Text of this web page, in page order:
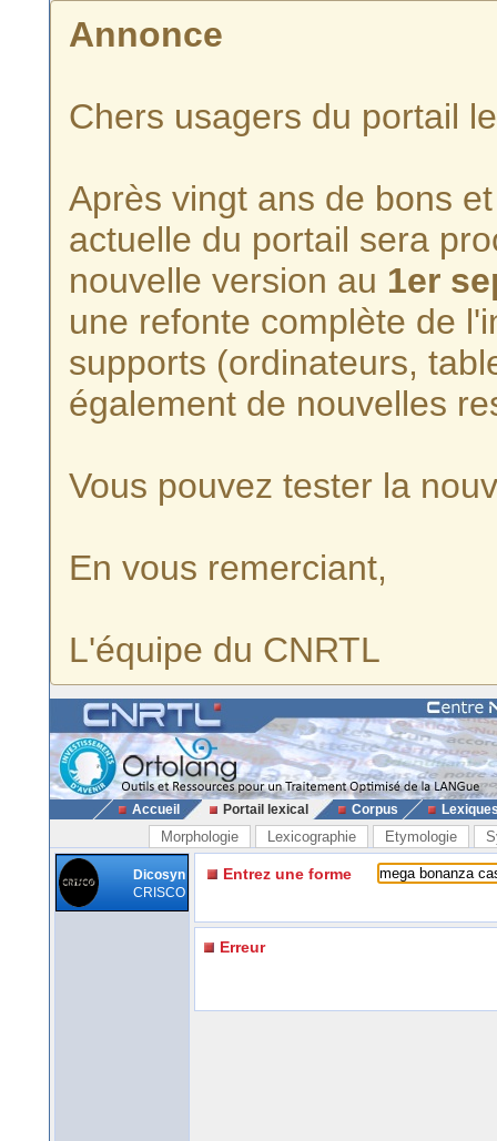
Annonce
Chers usagers du portail
Après vingt ans de bons
actuelle du portail sera
nouvelle version au 1er
une refonte complète de
supports (ordinateurs,
également de nouvelles
Vous pouvez tester la
En vous remerciant,
L'équipe du CNRTL
Accueil Portail lexical Corpus
Morphologie Lexicographie Etymologie
Dicosyn
CRISCO
Entrez une forme
Erreur